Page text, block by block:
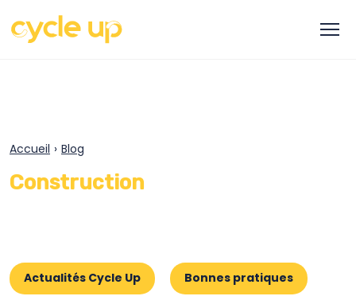
Accueil › Blog
Construction
Actualités Cycle Up Bonnes pratiques